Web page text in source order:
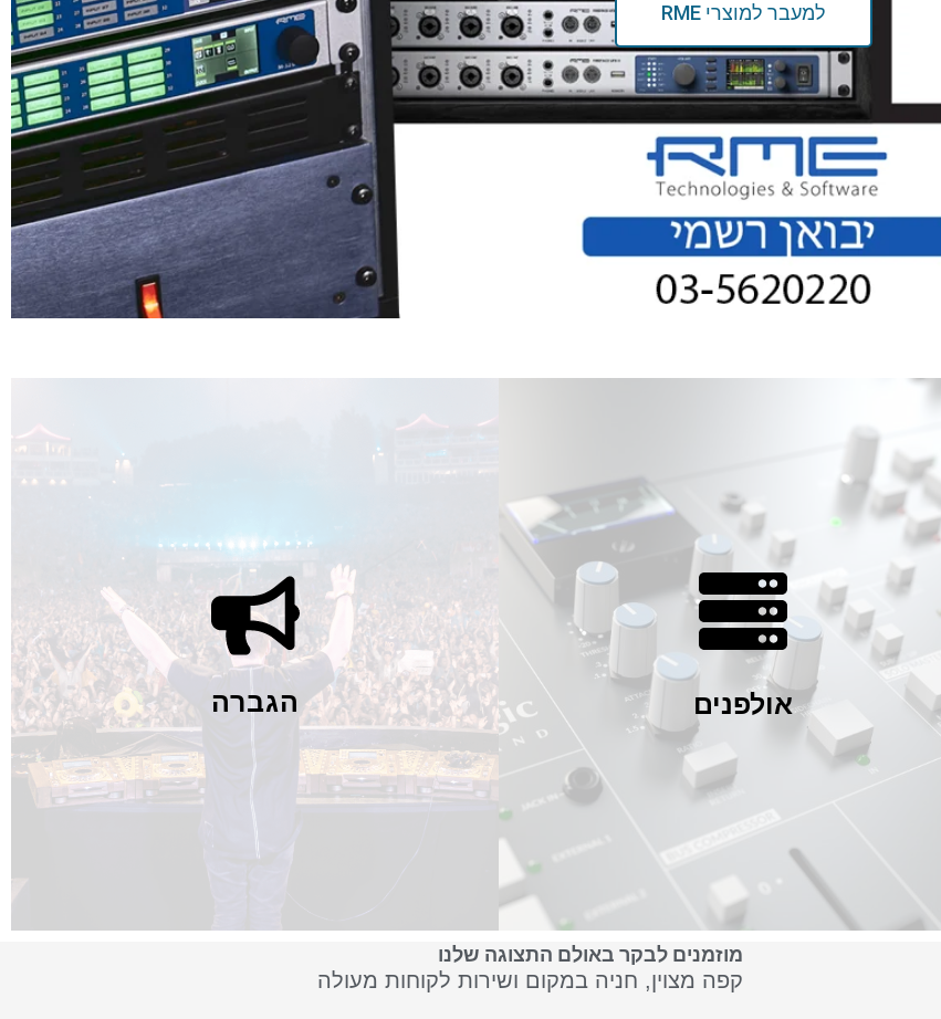
למעבר למוצרי RME
אולפנים
D-AND-D הינה יבואנית בלעדית של ציוד מקצועי לאולפנים
ומוזיקאים. חברתנו מבצעת תכנון אולפנים, יעוץ לאולפנים, תמיכה
טכנית ושירת מעבדות. לחברתנו אולפנים מקצועיים לטובת
לקוחותינו עבור הדרכה והדגמת המוצרים, באופן אישי ומקצועי.
אנו קשובים לתעשיית האולפנים בעולם, עם כל החידושים הנלווים
לכך ונמצאים בקשר רציף והדוק בין אנשי התמיכה העולמית של
המוצרים אותם אנו מייבאים. כרטיסי קול, מוניטורים, ריהוט
אולפני, מעבדי צליל, כבלים למוזיקאים ואולפנים, מיקרופונים,
אוזניות, נגני CD, מיקסר סיכום אנלוגי, סטנדים, קדם מגברים
מיקסרים וקונסולות, Digital workstations.
הגברה
בתעשייה. לבמה, בחרות הגברה תיאטראות, מבחר גדול של
רמקולים מוגברים איכותיים, רמקולי Line Array מוניטורים לבמה
רמקולי קולונה. לחברתנו אולם תצוגה גדול לשרותכם עם למעלה
מ-20 דגמים של רמקולים לשמיעה, ציוד משלים להגברה, ציוד
הקלטת MADI לקונסולות דיגיטאליות, מיקרופונים ומגברים
חכמים/רב ערוציים עם או בלי DSP.
ראה עוד
מוזמנים לבקר באולם התצוגה שלנו
קפה מצוין, חניה במקום ושירות לקוחות מעולה